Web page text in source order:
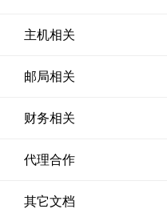
主机相关
邮局相关
财务相关
代理合作
其它文档